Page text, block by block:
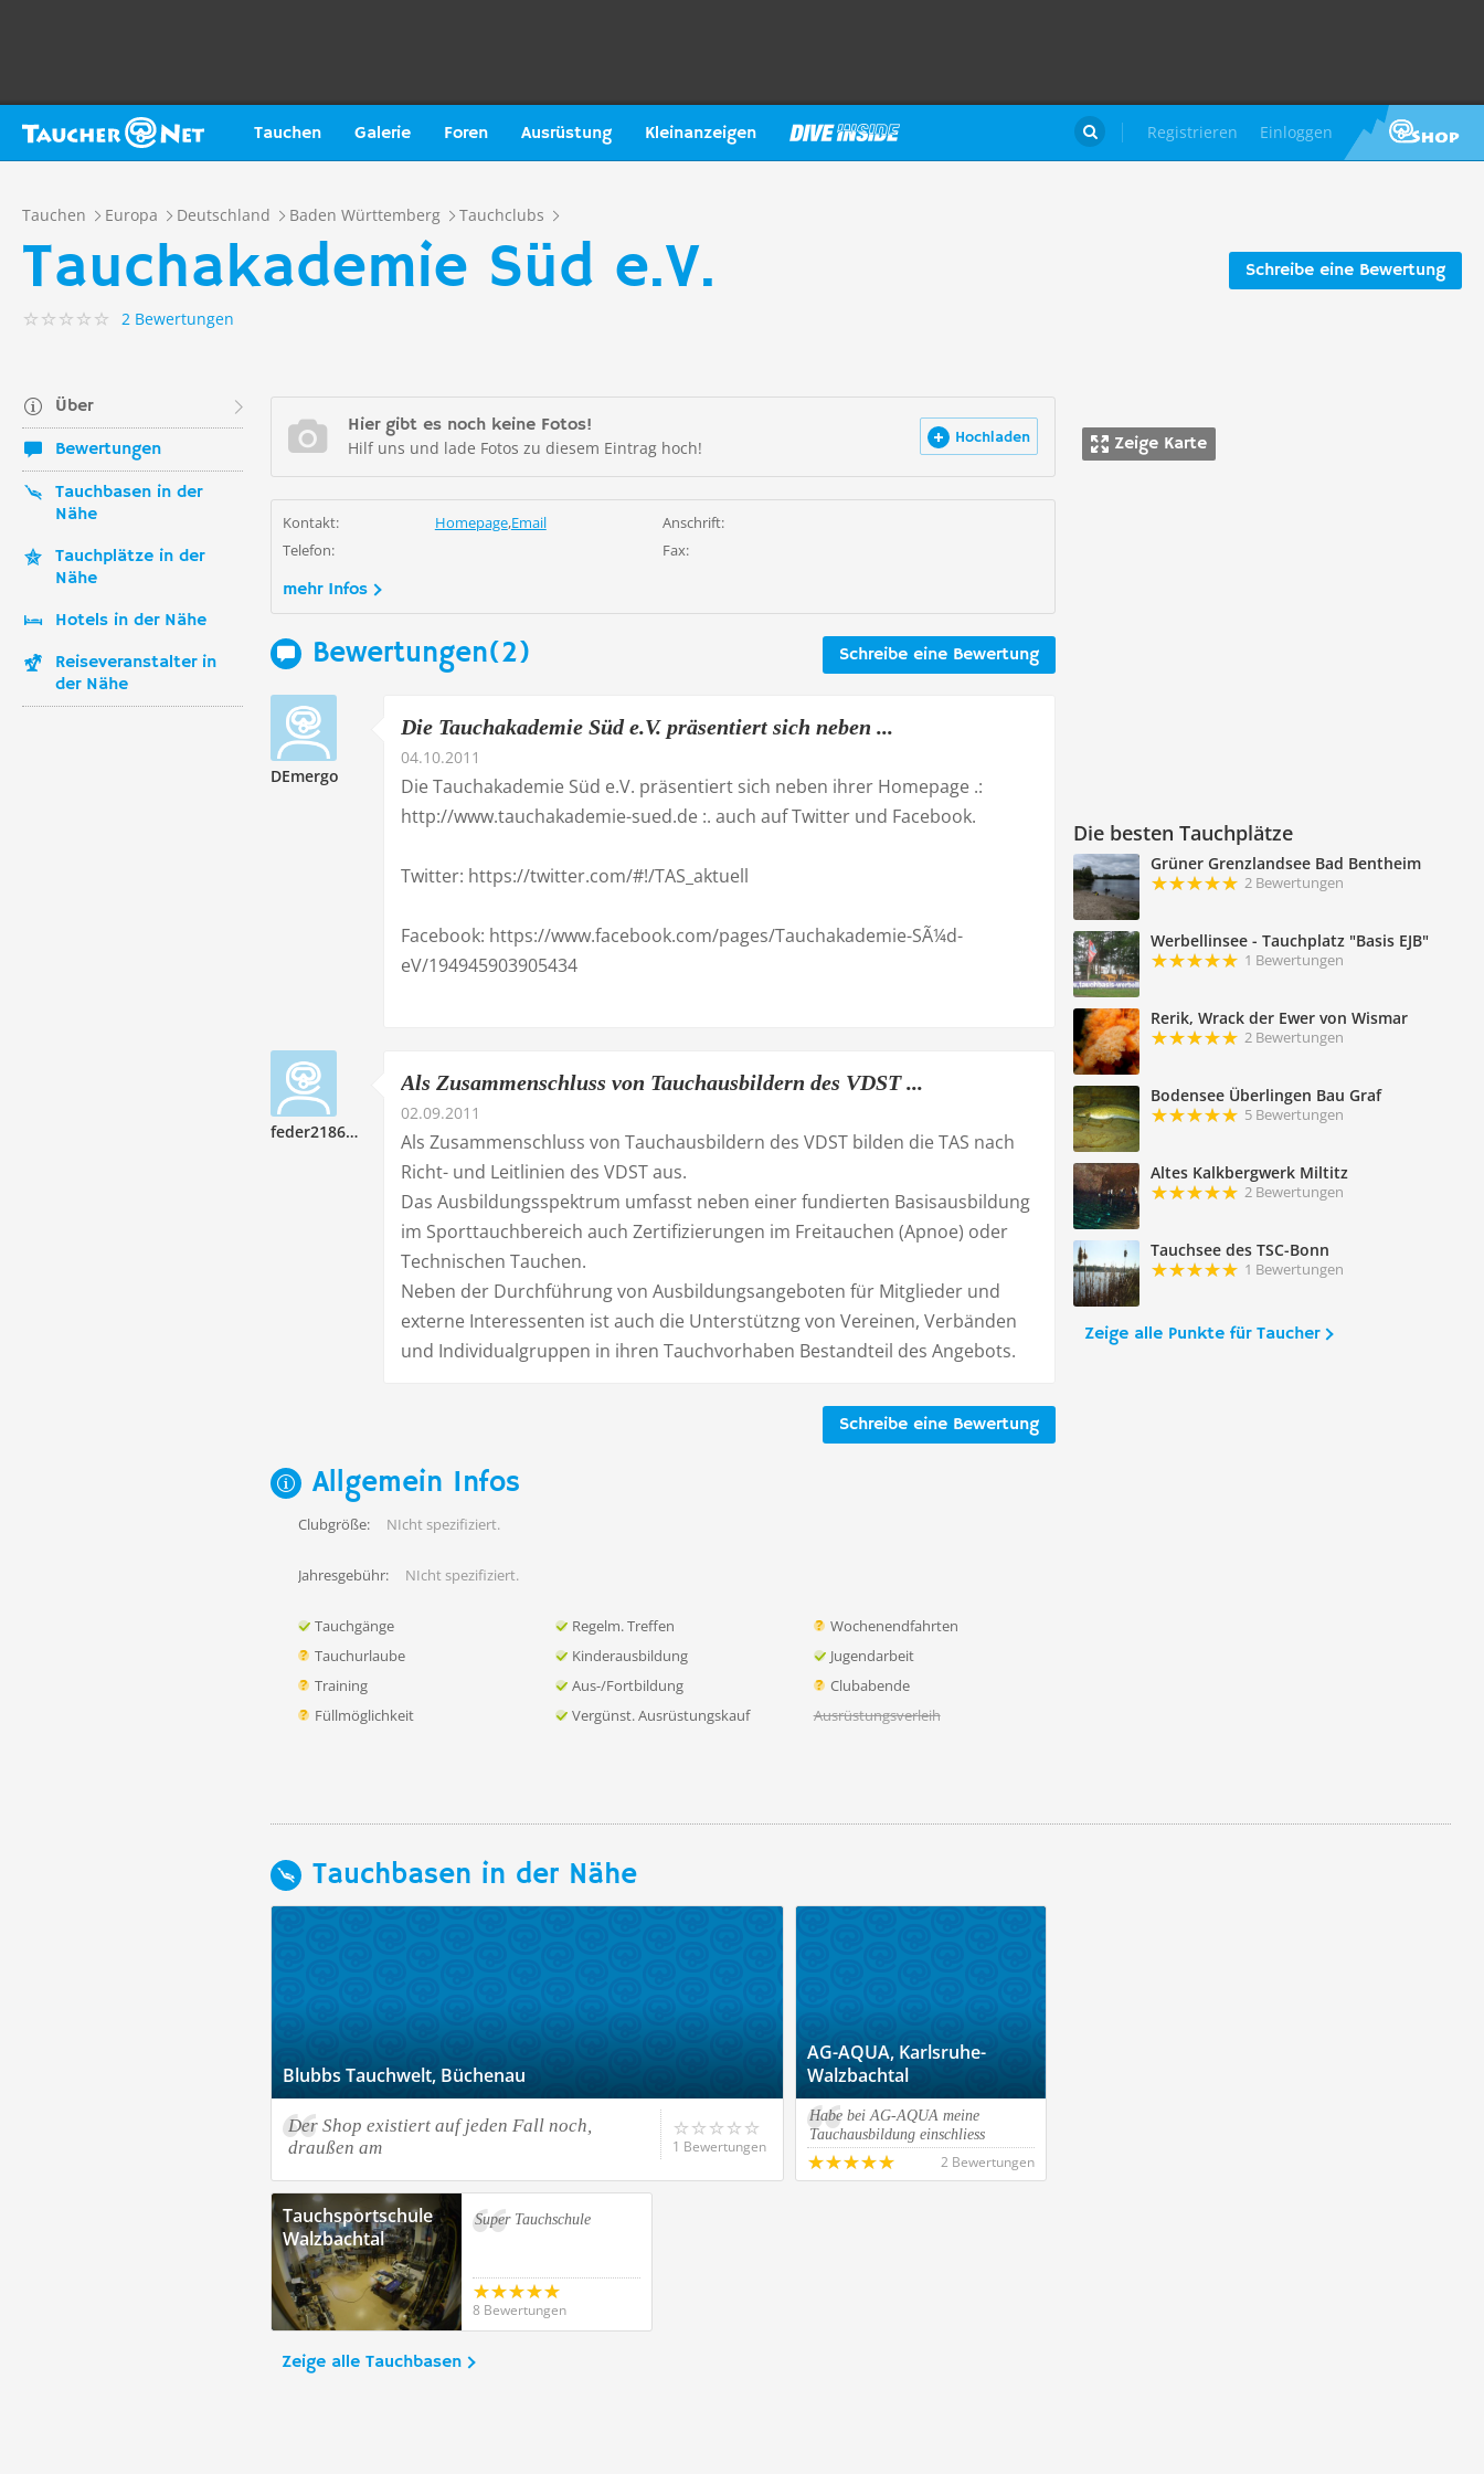
Tauchen Galerie Foren Ausrüstung Kleinanzeigen Registrieren Einloggen

Tauchen Europa Deutschland Baden Württemberg Tauchclubs
Schreibe eine Bewertung
Tauchakademie Süd e.V.
2 Bewertungen
Über
Bewertungen
Tauchbasen in der
Nähe
Tauchplätze in der
Nähe
Hotels in der Nähe
Reiseveranstalter in
der Nähe
Zeige Karte
Die besten Tauchplätze
Grüner Grenzlandsee Bad Bentheim
2 Bewertungen
Werbellinsee - Tauchplatz "Basis EJB"
1 Bewertungen
Rerik, Wrack der Ewer von Wismar
2 Bewertungen
Bodensee Überlingen Bau Graf
5 Bewertungen
Altes Kalkbergwerk Miltitz
2 Bewertungen
Tauchsee des TSC-Bonn
1 Bewertungen
Zeige alle Punkte für Taucher
Hier gibt es noch keine Fotos!
Hilf uns und lade Fotos zu diesem Eintrag hoch! Hochladen
Kontakt: Homepage,Email
Anschrift:
Telefon:
Fax:
mehr Infos
Schreibe eine Bewertung
Bewertungen(2)
DEmergo
Die Tauchakademie Süd e.V. präsentiert sich neben ...
04.10.2011
Die Tauchakademie Süd e.V. präsentiert sich neben ihrer Homepage .:
http://www.tauchakademie-sued.de :. auch auf Twitter und Facebook.
Twitter: https://twitter.com/#!/TAS_aktuell
Facebook: https://www.facebook.com/pages/Tauchakademie-SÃ¼d-
eV/194945903905434
feder218682
Als Zusammenschluss von Tauchausbildern des VDST ...
02.09.2011
Als Zusammenschluss von Tauchausbildern des VDST bilden die TAS nach
Richt- und Leitlinien des VDST aus.
Das Ausbildungsspektrum umfasst neben einer fundierten Basisausbildung
im Sporttauchbereich auch Zertifizierungen im Freitauchen (Apnoe) oder
Technischen Tauchen.
Neben der Durchführung von Ausbildungsangeboten für Mitglieder und
externe Interessenten ist auch die Unterstützng von Vereinen, Verbänden
und Individualgruppen in ihren Tauchvorhaben Bestandteil des Angebots.
Schreibe eine Bewertung
Allgemein Infos
Clubgröße: NIcht spezifiziert.
Jahresgebühr: NIcht spezifiziert.
Tauchgänge Regelm. Treffen
Wochenendfahrten
Tauchurlaube
Kinderausbildung
Jugendarbeit
Training
Aus-/Fortbildung
Clubabende
Füllmöglichkeit
Vergünst. Ausrüstungskauf Ausrüstungsverleih
Tauchbasen in der Nähe
Blubbs Tauchwelt, Büchenau
Der Shop existiert auf jeden Fall noch,
draußen am
1 Bewertungen
AG-AQUA, Karlsruhe-
Walzbachtal
Habe bei AG-AQUA meine
Tauchausbildung einschliess
2 Bewertungen
Tauchsportschule
Walzbachtal
Super Tauchschule
8 Bewertungen
Zeige alle Tauchbasen